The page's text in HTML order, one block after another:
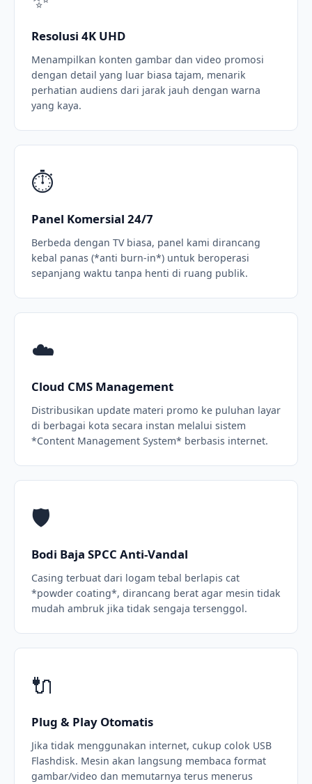
Resolusi 4K UHD
Menampilkan konten gambar dan video promosi
dengan detail yang luar biasa tajam, menarik
perhatian audiens dari jarak jauh dengan warna
yang kaya.
⏱️
Panel Komersial 24/7
Berbeda dengan TV biasa, panel kami dirancang
kebal panas (*anti burn-in*) untuk beroperasi
sepanjang waktu tanpa henti di ruang publik.
☁️
Cloud CMS Management
Distribusikan update materi promo ke puluhan layar
di berbagai kota secara instan melalui sistem
*Content Management System* berbasis internet.
🛡️
Bodi Baja SPCC Anti-Vandal
Casing terbuat dari logam tebal berlapis cat
*powder coating*, dirancang berat agar mesin tidak
mudah ambruk jika tidak sengaja tersenggol.
🔌
Plug & Play Otomatis
Jika tidak menggunakan internet, cukup colok USB
Flashdisk. Mesin akan langsung membaca format
gambar/video dan memutarnya terus menerus